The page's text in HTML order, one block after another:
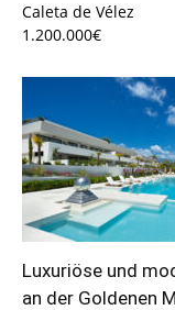
Caleta de Vélez
1.200.000€
Luxuriöse und
an der Goldenen